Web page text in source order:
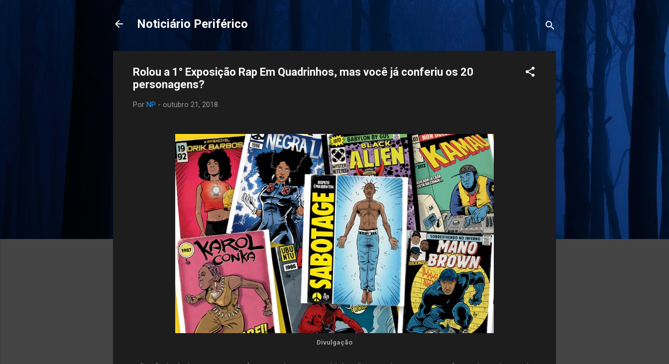
Noticiário Periférico
Rolou a 1° Exposição Rap Em Quadrinhos, mas você já conferiu os 20
personagens?
Por NP - outubro 21, 2018
Divulgação